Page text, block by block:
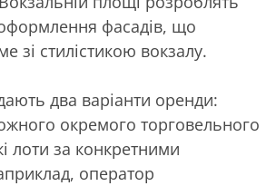
фасадів, що
зі стилістикою вокзалу.
два варіанти оренди:
окремого торговельного
лоти за конкретними
оператор